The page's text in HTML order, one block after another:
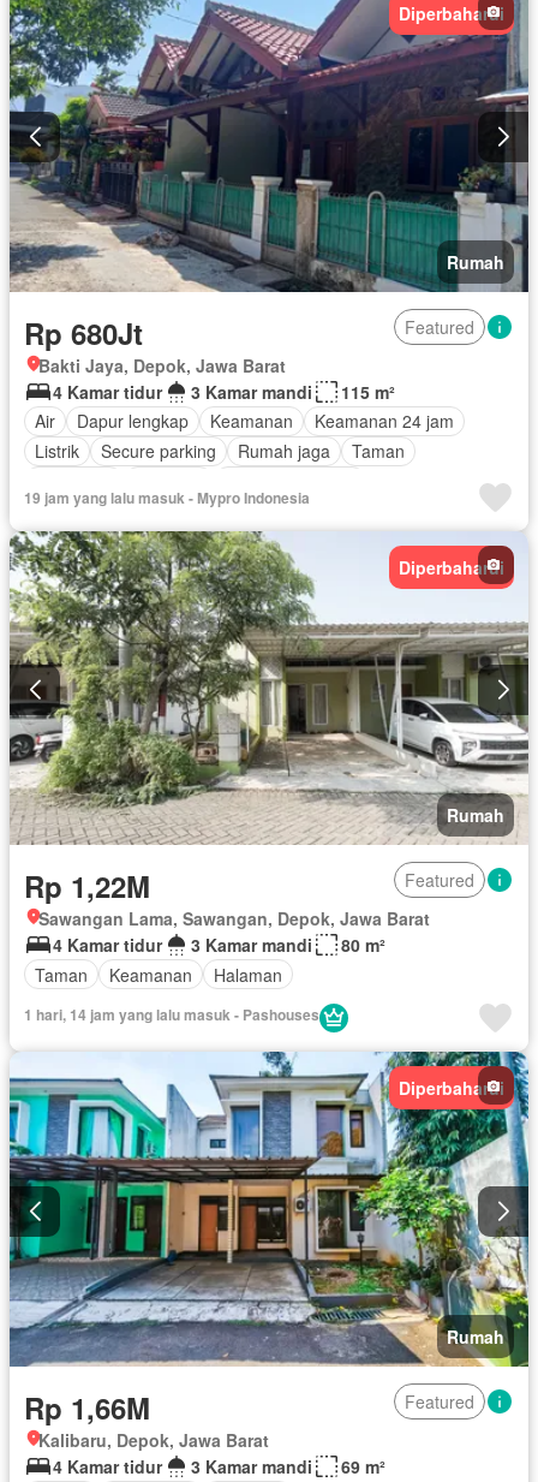
Diperbaharui
Rumah
Rp 680Jt
Featured
Bakti Jaya, Depok, Jawa Barat
4 Kamar tidur
3 Kamar mandi
115 m²
Air
Dapur lengkap Keamanan
Keamanan 24 jam
Listrik
Secure parking Rumah jaga
Taman
19 jam yang lalu masuk - Mypro Indonesia
Diperbaharui
Rumah
Rp 1,22M
Featured
Sawangan Lama, Sawangan, Depok, Jawa Barat
4 Kamar tidur
3 Kamar mandi
80 m²
Taman
Keamanan Halaman
1 hari, 14 jam yang lalu masuk - Pashouses
Diperbaharui
Rumah
Rp 1,66M
Featured
Kalibaru, Depok, Jawa Barat
4 Kamar tidur
3 Kamar mandi
69 m²